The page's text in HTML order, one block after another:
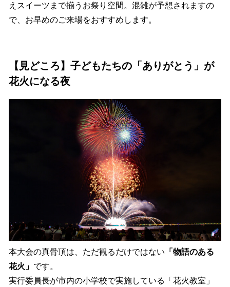
えスイーツまで揃うお祭り空間。混雑が予想されますの
で、お早めのご来場をおすすめします。
【見どころ】子どもたちの「ありがとう」が
花火になる夜
本大会の真骨頂は、ただ観るだけではない 「物語のある
花火」 です。
実行委員長が市内の小学校で実施している「花火教室」